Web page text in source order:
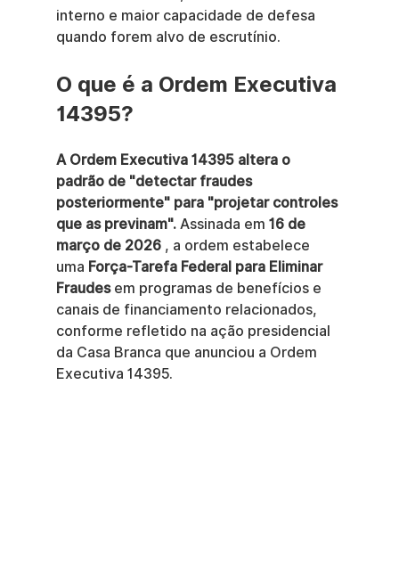
interno e maior capacidade de defesa
quando forem alvo de escrutínio.
O que é a Ordem Executiva
14395?
A Ordem Executiva 14395 altera o
padrão de "detectar fraudes
posteriormente" para "projetar controles
que as previnam". Assinada em 16 de
março de 2026 , a ordem estabelece
uma Força-Tarefa Federal para Eliminar
Fraudes em programas de benefícios e
canais de financiamento relacionados,
conforme refletido na ação presidencial
da Casa Branca que anunciou a Ordem
Executiva 14395.